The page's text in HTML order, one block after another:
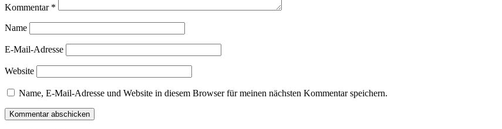
Kommentar *
Name
E-Mail-Adresse
Website
Name, E-Mail-Adresse und Website in diesem Browser für meinen nächsten Kommentar speichern.